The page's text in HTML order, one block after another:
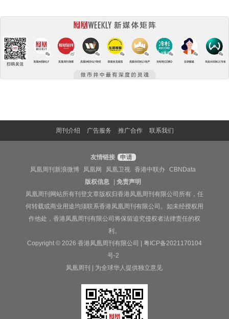
周刊介绍 广告服务 推广合作 联系我们
友情链接 申请
凤凰周刊新浪微博
凤凰网 凤凰卫视 香港中联办
CBNData
版权信息
|免责声明
凤凰周刊网站所有刊登文章版权归香港凤凰周刊有限公司所有，任
何转载或商业用途均须联系香港凤凰周刊有限公司。如未经授权用
作他处，香港凤凰周刊有限公司将保留追究侵权者法律责任的权
利。
Copyright © 2026 香港凤凰周刊有限公司 | 粤ICP备2021170104
号-2
凤凰周刊 | 为全球华人提供独立意见